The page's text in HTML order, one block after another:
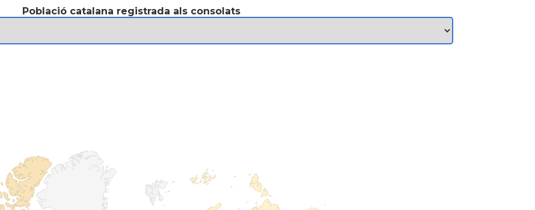
Població catalana registrada als consolats